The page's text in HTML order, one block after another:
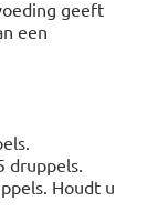
geeft
een
druppels.
Houdt u